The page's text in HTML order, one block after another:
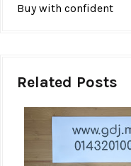
Buy with confident
Related Posts